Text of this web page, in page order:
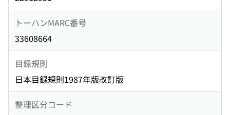
トーハンMARC番号
33608664
目録規則
日本目録規則1987年版改訂版
整理区分コード